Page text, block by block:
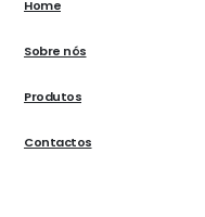
Home
Sobre nós
Produtos
Contactos